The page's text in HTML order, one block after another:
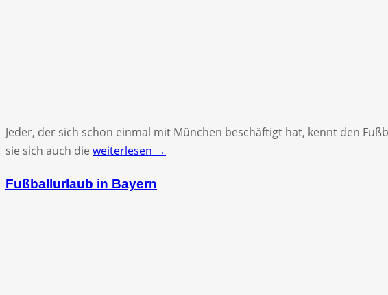
Jeder, der sich schon einmal mit München beschäftigt hat, kennt den
sie sich auch die weiterlesen →
Fußballurlaub in Bayern